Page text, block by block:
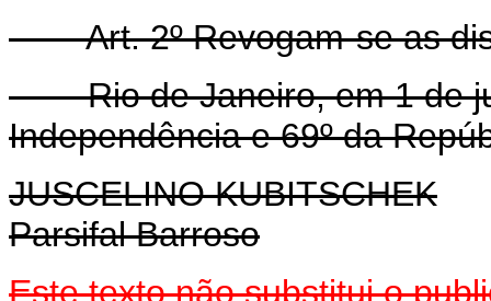
Art. 2º Revogam-se as
Rio de Janeiro, em 1 de
Independência e 69º da
JUSCELINO KUBITSCHEK
Parsifal Barroso
Este texto não substitui o